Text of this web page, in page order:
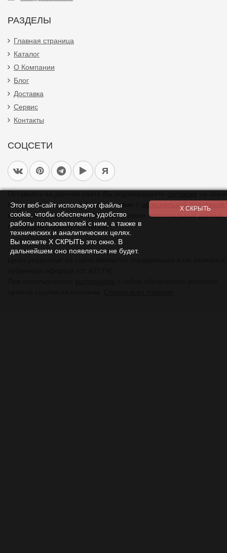
РАЗДЕЛЫ
Главная страница
Каталог
О Компании
Блог
Доставка
Сервис
Контакты
СОЦСЕТИ
Я
персональных данных в соответствии с
официальной политикой.
вы не даете согласия на обработку своих персональных
необходимо покинуть наш сайт.
Этот веб-сайт используют файлы
cookie, чтобы обеспечить удобство
работы пользователей с ним, а также в
технических и аналитических целях.
Вы можете Х СКРЫТЬ это окно. В
дальнейшем оно появляться не будет.